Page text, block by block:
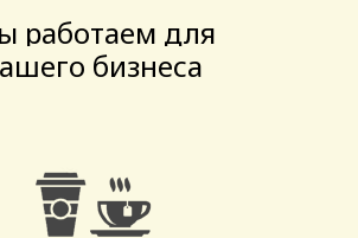
работаем для
бизнеса